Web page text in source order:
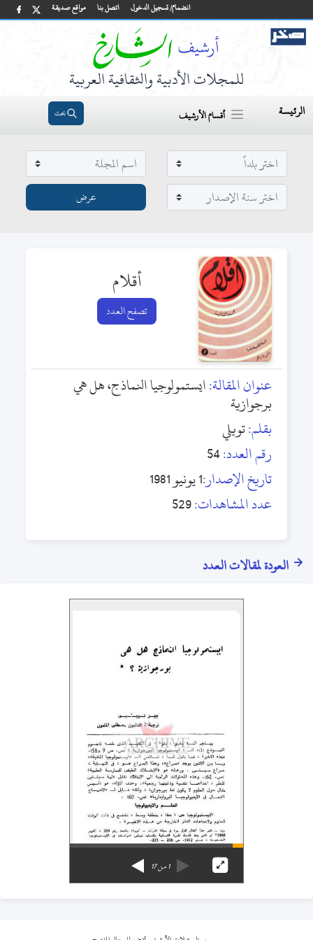
مواقع صديقة اتصل بنا انضمام/ تسجيل الدخول
للمجلات الأدبية والثقافية العربية
الرئيسة أقسام الأرشيف بحث
أقلام
تصفح العدد
عنوان المقالة:ايستمولوجيا النماذج، هل هي
برجوازية
بقلم:تويلي
رقم العدد:54
تاريخ الإصدار:1 يونيو 1981
عدد المشاهدات:529
العودة لمقالات العدد
1من17